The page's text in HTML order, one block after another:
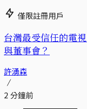
僅限註冊用戶
台灣最受信任的電
與董事會？
許湧森
2 分鐘前